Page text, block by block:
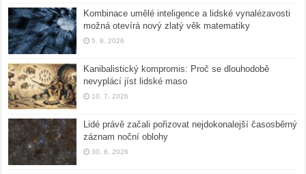
Kombinace umělé inteligence a lidské vynalézavosti
možná otevírá nový zlatý věk matematiky
5. 8. 2026
Kanibalistický kompromis: Proč se dlouhodobě
nevyplácí jíst lidské maso
10. 7. 2026
Lidé právě začali pořizovat nejdokonalejší časosběrný
záznam noční oblohy
30. 6. 2026